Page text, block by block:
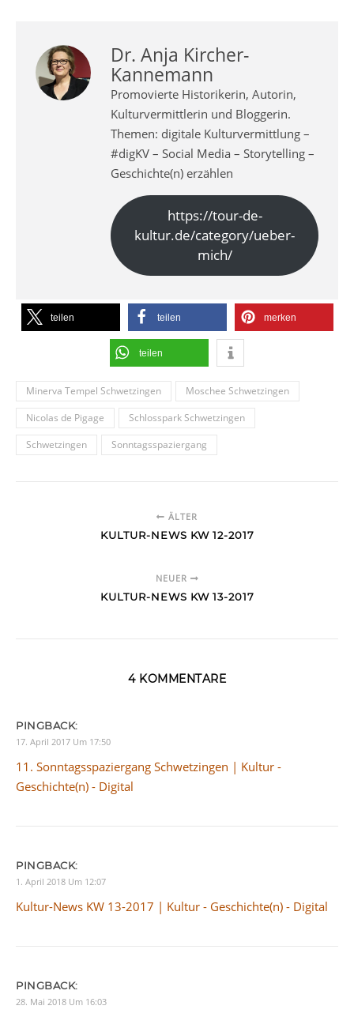
Dr. Anja Kircher-
Kannemann
Promovierte Historikerin, Autorin,
Kulturvermittlerin und Bloggerin.
Themen: digitale Kulturvermittlung –
#digKV – Social Media – Storytelling –
Geschichte(n) erzählen
https://tour-de-
kultur.de/category/ueber-
mich/
teilen teilen merken
teilen
Minerva Tempel Schwetzingen
Moschee Schwetzingen
Nicolas de Pigage
Schlosspark Schwetzingen
Schwetzingen
Sonntagsspaziergang
ÄLTER
KULTUR-NEWS KW 12-2017
NEUER
KULTUR-NEWS KW 13-2017
4 KOMMENTARE
PINGBACK:
17. April 2017 Um 17:50
11. Sonntagsspaziergang Schwetzingen | Kultur -
Geschichte(n) - Digital
PINGBACK:
1. April 2018 Um 12:07
Kultur-News KW 13-2017 | Kultur - Geschichte(n) - Digital
PINGBACK:
28. Mai 2018 Um 16:03